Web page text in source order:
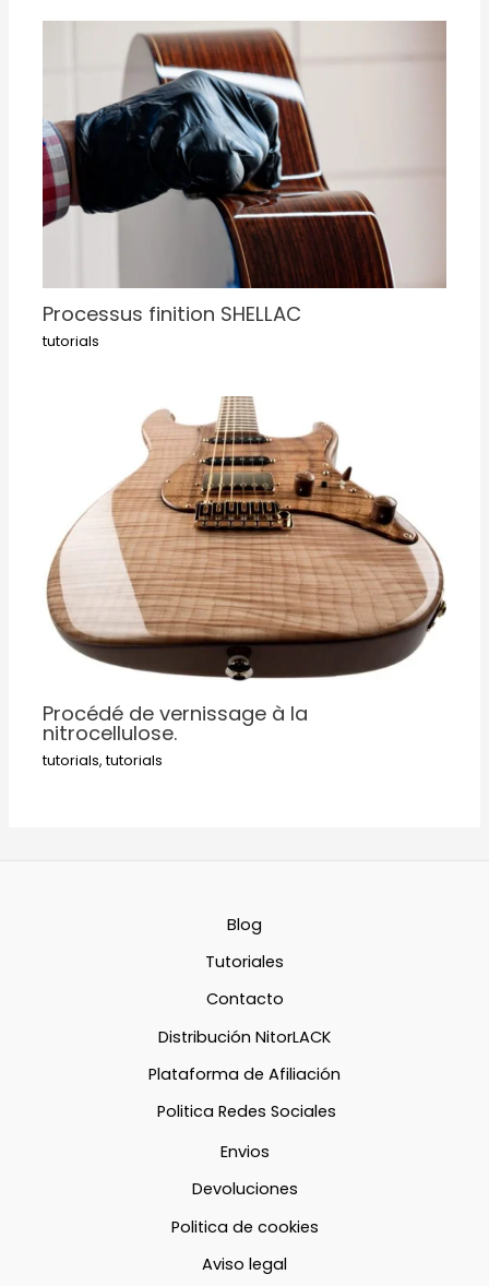
Processus finition SHELLAC
tutorials
Procédé de vernissage à la
nitrocellulose.
tutorials,tutorials
Blog
Tutoriales
Contacto
Distribución NitorLACK
Plataforma de Afiliación
Politica Redes Sociales
Envios
Devoluciones
Politica de cookies
Aviso legal